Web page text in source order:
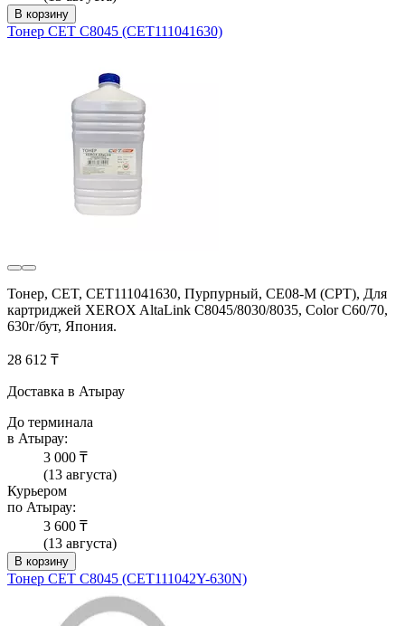
В корзину
Тонер CET C8045 (CET111041630)
Тонер, CET, CET111041630, Пурпурный, CE08-M (CPT), Для
картриджей XEROX AltaLink C8045/8030/8035, Color C60/70,
630г/бут, Япония.
28 612 ₸
Доставка в Атырау
До терминала
в Атырау:
3 000 ₸
(13 августа)
Курьером
по Атырау:
3 600 ₸
(13 августа)
В корзину
Тонер CET C8045 (CET111042Y-630N)